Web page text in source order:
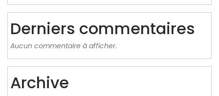
Derniers commentaires
Aucun commentaire à afficher.
Archive